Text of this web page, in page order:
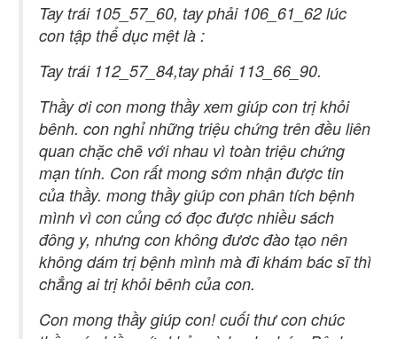
Tay trái 105_57_60, tay phải 106_61_62 lúc
con tập thể dục mệt là :
Tay trái 112_57_84,tay phải 113_66_90.
Thầy ơi con mong thầy xem giúp con trị khỏi
bênh. con nghỉ những triệu chứng trên đều liên
quan chặc chẽ với nhau vì toàn triệu chứng
mạn tính. Con rất mong sớm nhận được tin
của thầy. mong thầy giúp con phân tích bệnh
mình vì con củng có đọc được nhiều sách
đông y, nhưng con không đươc đào tạo nên
không dám trị bệnh mình mà đi khám bác sĩ thì
chẳng ai trị khỏi bênh của con.
Con mong thầy giúp con! cuối thư con chúc